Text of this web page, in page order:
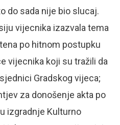
do sada nije bio slucaj.
vijecnika izazvala tema
po hitnom postupku
vijecnika koji su tražili da
Gradskog vijeca;
za donošenje akta po
izgradnje Kulturno